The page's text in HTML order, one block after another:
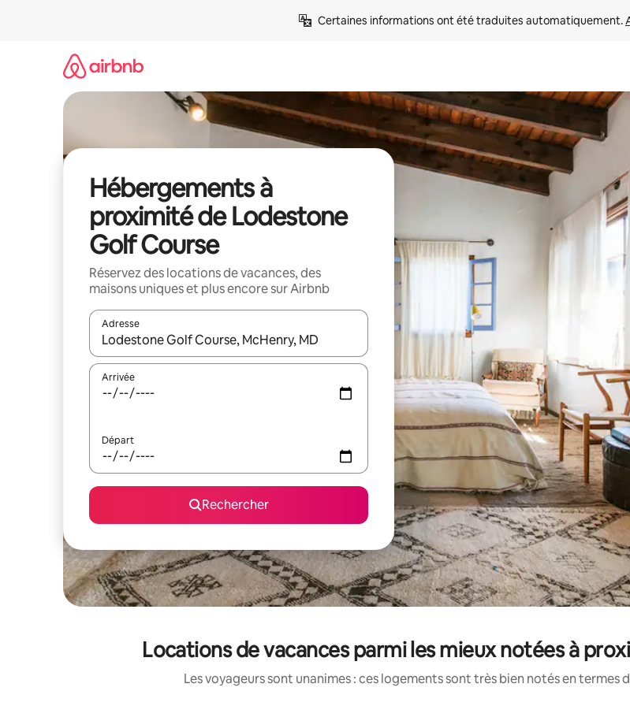
Certaines informations ont été traduites automatiquement.
Hébergements à
proximité de Lodestone
Golf Course
Réservez des locations de vacances, des
maisons uniques et plus encore sur Airbnb
Adresse
Lorsque les résultats s'affichent, utilisez les flèches vers le haut et vers le bas pour les parcourir ou en
Arrivée
Départ
Rechercher
Locations de vacances parmi les mieux notées à
Les voyageurs sont unanimes : ces logements sont très bien notés en